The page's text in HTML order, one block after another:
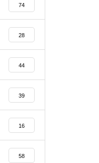
74
28
44
39
16
58